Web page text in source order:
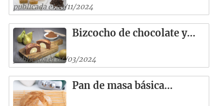
publicada el 03/11/2024
Bizcocho de chocolate y…
publicada el 04/03/2024
Pan de masa básica…